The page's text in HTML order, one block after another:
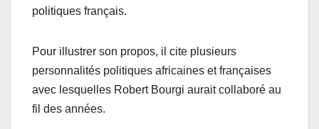
politiques français.
Pour illustrer son propos, il cite plusieurs
personnalités politiques africaines et françaises
avec lesquelles Robert Bourgi aurait collaboré au
fil des années.